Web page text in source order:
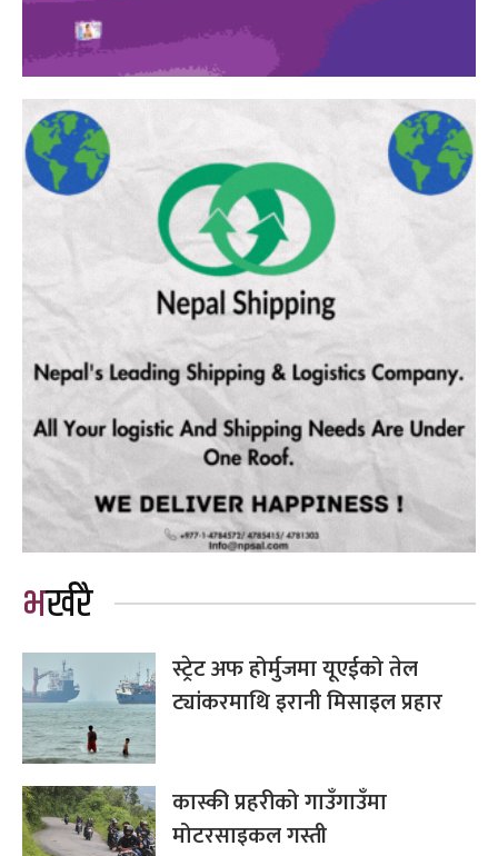
भर्खरै
स्ट्रेट अफ होर्मुजमा यूएईको तेल
ट्यांकरमाथि इरानी मिसाइल प्रहार
कास्की प्रहरीको गाउँगाउँमा
मोटरसाइकल गस्ती